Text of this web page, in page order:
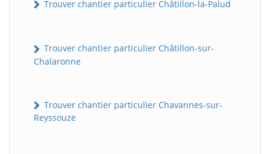
Trouver chantier particulier Châtillon-la-Palud
Trouver chantier particulier Châtillon-sur-
Chalaronne
Trouver chantier particulier Chavannes-sur-
Reyssouze